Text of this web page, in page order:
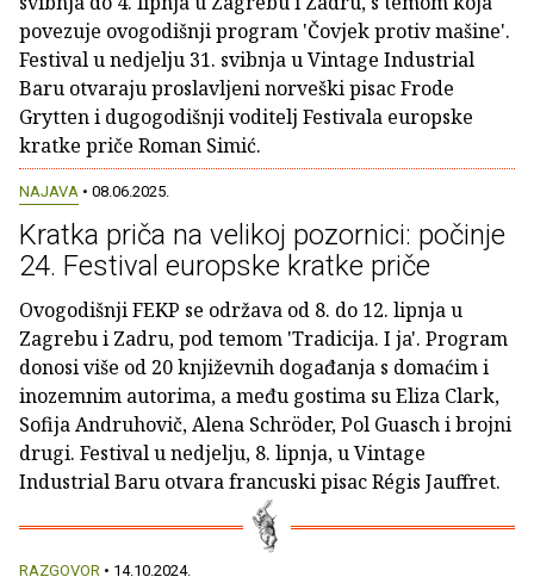
povezuje ovogodišnji program 'Čovjek protiv mašine'.
Festival u nedjelju 31. svibnja u Vintage Industrial
Baru otvaraju proslavljeni norveški pisac Frode
Grytten i dugogodišnji voditelj Festivala europske
kratke priče Roman Simić.
NAJAVA • 08.06.2025.
Kratka priča na velikoj pozornici: počinje
24. Festival europske kratke priče
Ovogodišnji FEKP se održava od 8. do 12. lipnja u
Zagrebu i Zadru, pod temom 'Tradicija. I ja'. Program
donosi više od 20 književnih događanja s domaćim i
inozemnim autorima, a među gostima su Eliza Clark,
Sofija Andruhovič, Alena Schröder, Pol Guasch i brojni
drugi. Festival u nedjelju, 8. lipnja, u Vintage
Industrial Baru otvara francuski pisac Régis Jauffret.
RAZGOVOR • 14.10.2024.